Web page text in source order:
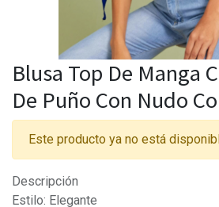
Blusa Top De Manga
De Puño Con Nudo
Este producto ya no está
Descripción
Estilo: Elegante